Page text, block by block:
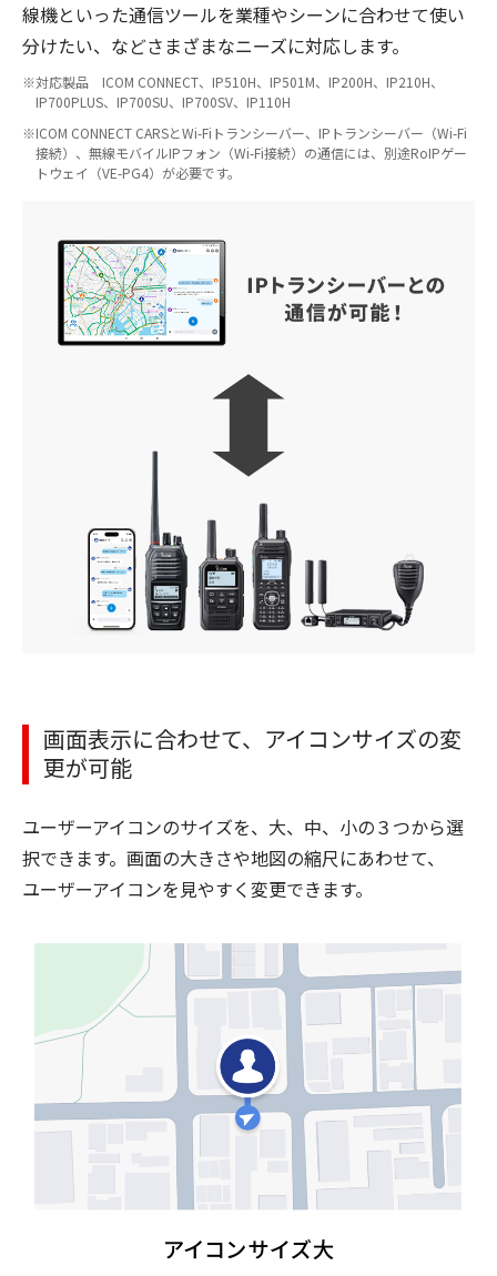
線機といった通信ツールを業種やシーンに合わせて使い
分けたい、などさまざまなニーズに対応します。
対応製品 ICOM CONNECT、IP510H、IP501M、IP200H、IP210H、
IP700PLUS、IP700SU、IP700SV、IP110H
ICOM CONNECT CARSとWi-Fiトランシーバー、IPトランシーバー（Wi-Fi
接続）、無線モバイルIPフォン（Wi-Fi接続）の通信には、別途RoIPゲー
トウェイ（VE-PG4）が必要です。
画面表示に合わせて、アイコンサイズの変
更が可能
ユーザーアイコンのサイズを、大、中、小の３つから選
択できます。画面の大きさや地図の縮尺にあわせて、
ユーザーアイコンを見やすく変更できます。